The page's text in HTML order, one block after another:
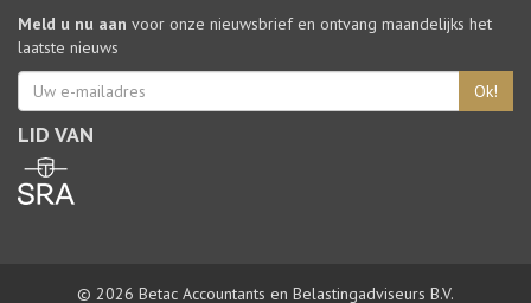
Meld u nu aan voor onze nieuwsbrief en ontvang maandelijks het
laatste nieuws
Ok!
LID VAN
© 2026 Betac Accountants en Belastingadviseurs B.V.